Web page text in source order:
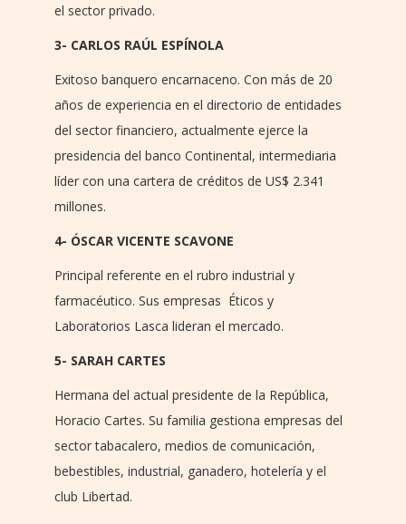
el sector privado.
3- CARLOS RAÚL ESPÍNOLA
Exitoso banquero encarnaceno. Con más de 20
años de experiencia en el directorio de entidades
del sector financiero, actualmente ejerce la
presidencia del banco Continental, intermediaria
líder con una cartera de créditos de US$ 2.341
millones.
4- ÓSCAR VICENTE SCAVONE
Principal referente en el rubro industrial y
farmacéutico. Sus empresas Éticos y
Laboratorios Lasca lideran el mercado.
5- SARAH CARTES
Hermana del actual presidente de la República,
Horacio Cartes. Su familia gestiona empresas del
sector tabacalero, medios de comunicación,
bebestibles, industrial, ganadero, hotelería y el
club Libertad.